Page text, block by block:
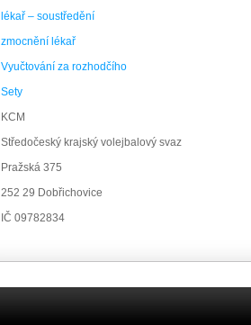
lékař – soustředění
zmocnění lékař
Vyučtování za rozhodčího
Sety
KCM
Středočeský krajský volejbalový svaz
Pražská 375
252 29 Dobřichovice
IČ 09782834